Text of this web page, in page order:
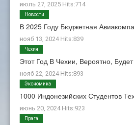
июль 27, 2025 Hits:714
В 2025 Году Бюджетная
нояб 13, 2024 Hits:839
Новости
Этот Год В Чехии, Вероятно,
нояб 22, 2024 Hits:893
Чехия
1000 Индонезийских Студентов
июнь 20, 2024 Hits:923
Экономика
Прага